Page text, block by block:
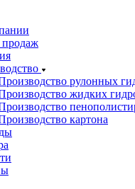
рулонных
жидких
картона